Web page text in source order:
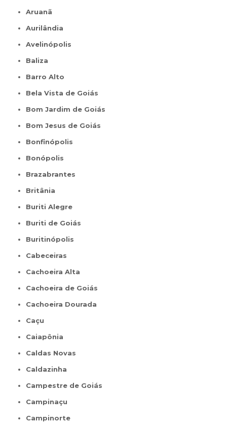
Aruanã
Aurilândia
Avelinópolis
Baliza
Barro Alto
Bela Vista de Goiás
Bom Jardim de Goiás
Bom Jesus de Goiás
Bonfinópolis
Bonópolis
Brazabrantes
Britânia
Buriti Alegre
Buriti de Goiás
Buritinópolis
Cabeceiras
Cachoeira Alta
Cachoeira de Goiás
Cachoeira Dourada
Caçu
Caiapônia
Caldas Novas
Caldazinha
Campestre de Goiás
Campinaçu
Campinorte